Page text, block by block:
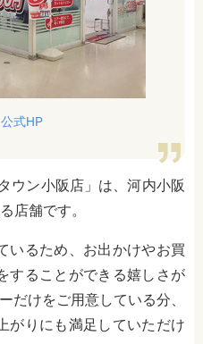
公式HP
ウン小阪店」は、河内小阪
店舗です。
いるため、お出かけやお買
することができる嬉しさが
だけをご用意している分、
がりにも満足していただけ